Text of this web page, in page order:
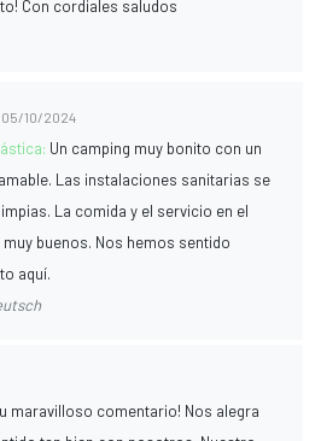
Con cordiales saludos
05/10/2024
Un camping muy bonito con un
Las instalaciones sanitarias se
La comida y el servicio en el
buenos. Nos hemos sentido
aquí.
maravilloso comentario! Nos alegra